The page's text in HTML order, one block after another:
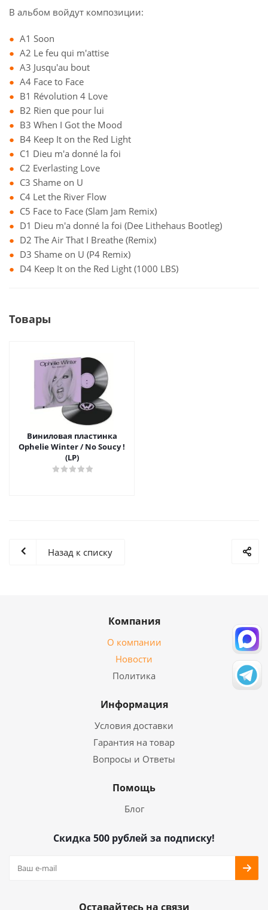
В альбом войдут композиции:
A1 Soon
A2 Le feu qui m'attise
A3 Jusqu'au bout
A4 Face to Face
B1 Révolution 4 Love
B2 Rien que pour lui
B3 When I Got the Mood
B4 Keep It on the Red Light
C1 Dieu m'a donné la foi
C2 Everlasting Love
C3 Shame on U
C4 Let the River Flow
C5 Face to Face (Slam Jam Remix)
D1 Dieu m'a donné la foi (Dee Lithehaus Bootleg)
D2 The Air That I Breathe (Remix)
D3 Shame on U (P4 Remix)
D4 Keep It on the Red Light (1000 LBS)
Товары
Виниловая пластинка
Ophelie Winter / No Soucy !
(LP)
Назад к списку
Компания
О компании
Новости
Политика
Информация
Условия доставки
Гарантия на товар
Вопросы и Ответы
Помощь
Блог
Скидка 500 рублей за подписку!
Оставайтесь на связи